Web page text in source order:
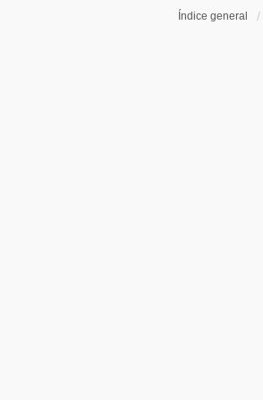
Índice general